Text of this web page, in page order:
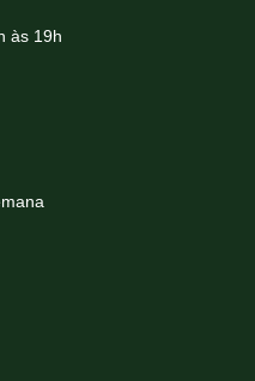
às 19h